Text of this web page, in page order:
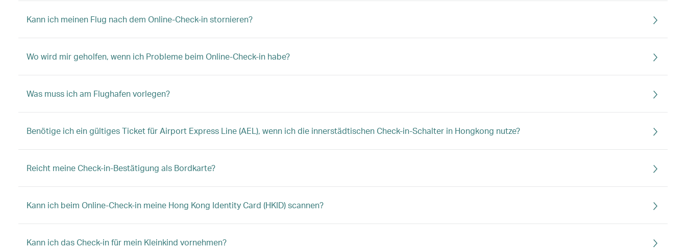
Kann ich meinen Flug nach dem Online-Check-in stornieren?
Wo wird mir geholfen, wenn ich Probleme beim Online-Check-in habe?
Was muss ich am Flughafen vorlegen?
Benötige ich ein gültiges Ticket für Airport Express Line (AEL), wenn ich die innerstädtischen Check-in-Schalter in Hongkong nutze?
Reicht meine Check-in-Bestätigung als Bordkarte?
Kann ich beim Online-Check-in meine Hong Kong Identity Card (HKID) scannen?
Kann ich das Check-in für mein Kleinkind vornehmen?